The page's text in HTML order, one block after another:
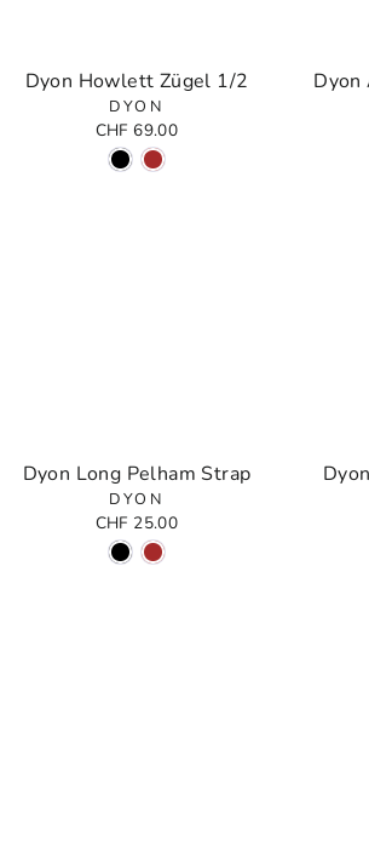
Dyon Howlett Zügel 1/2
DYON
CHF 69.00
Dyon
Dyon Long Pelham Strap
DYON
CHF 25.00